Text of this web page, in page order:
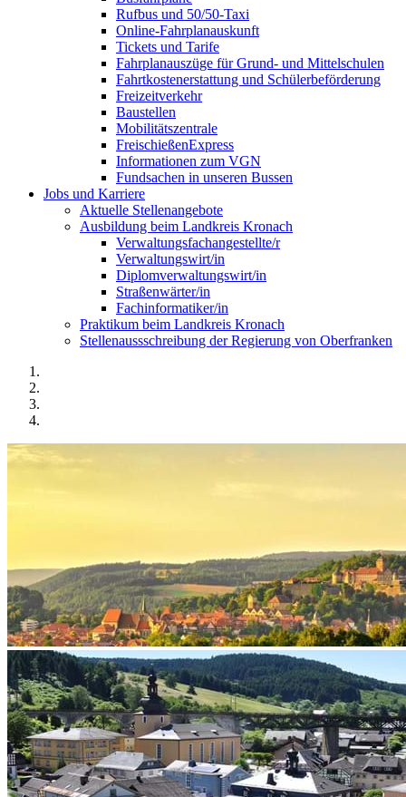
Rufbus und 50/50-Taxi
Online-Fahrplanauskunft
Tickets und Tarife
Fahrplanauszüge für Grund- und Mittelschulen
Fahrtkostenerstattung und Schülerbeförderung
Freizeitverkehr
Baustellen
Mobilitätszentrale
FreischießenExpress
Informationen zum VGN
Fundsachen in unseren Bussen
Jobs und Karriere
Aktuelle Stellenangebote
Ausbildung beim Landkreis Kronach
Verwaltungsfachangestellte/r
Verwaltungswirt/in
Diplomverwaltungswirt/in
Straßenwärter/in
Fachinformatiker/in
Praktikum beim Landkreis Kronach
Stellenaussschreibung der Regierung von Oberfranken